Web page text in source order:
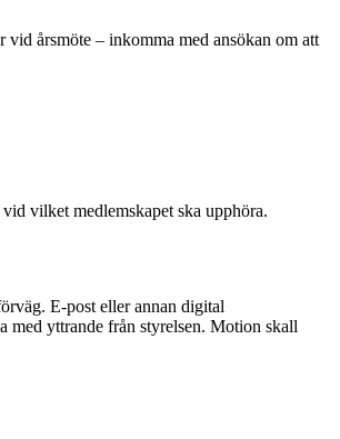
årsmöte – inkomma med ansökan om att
vilket medlemskapet ska upphöra.
E-post eller annan digital
med yttrande från styrelsen. Motion skall